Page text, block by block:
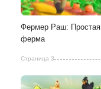
Фермер Раш: Простая
ферма
Страница 3